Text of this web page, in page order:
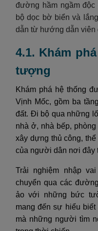
đường hầm ngầm độc
bộ dọc bờ biển và
dẫn từ hướng dẫn viên
4.1. Khám
tượng
Khám phá hệ thống
Vịnh Mốc, gồm ba
đất. Đi bộ qua những
nhà ở, nhà bếp,
xây dựng thủ công,
của người dân nơi đây
Trải nghiệm nhập
chuyển qua các
ảo với những bức
mang đến sự hiểu
mà những người tìm